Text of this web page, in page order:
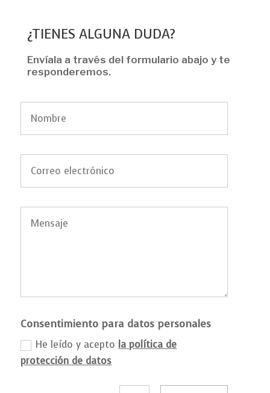
¿TIENES ALGUNA DUDA?
Envíala a través del formulario abajo y te
responderemos.
Consentimiento para datos personales
He leído y acepto la política de
protección de datos